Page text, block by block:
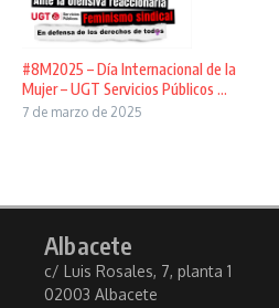
#8M2025 – Día Internacional de la
Mujer – UGT Servicios Públicos ...
7 de marzo de 2025
Albacete
c/ Luis Rosales, 7, planta 1
02003 Albacete